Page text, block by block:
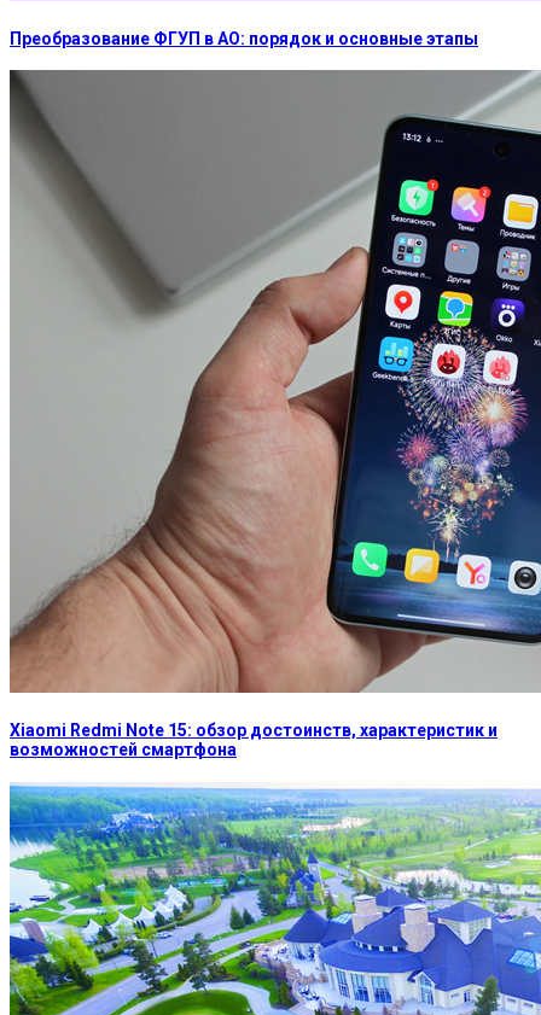
Преобразование ФГУП в АО: порядок и основные этапы
Xiaomi Redmi Note 15: обзор достоинств, характеристик и
возможностей смартфона